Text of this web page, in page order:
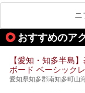
ムリ
名古
行こ
ぜひ
てみ
ニ
おすすめのア
【愛知・知多半島
ボード ベーシック
愛知県知多郡南知多町山